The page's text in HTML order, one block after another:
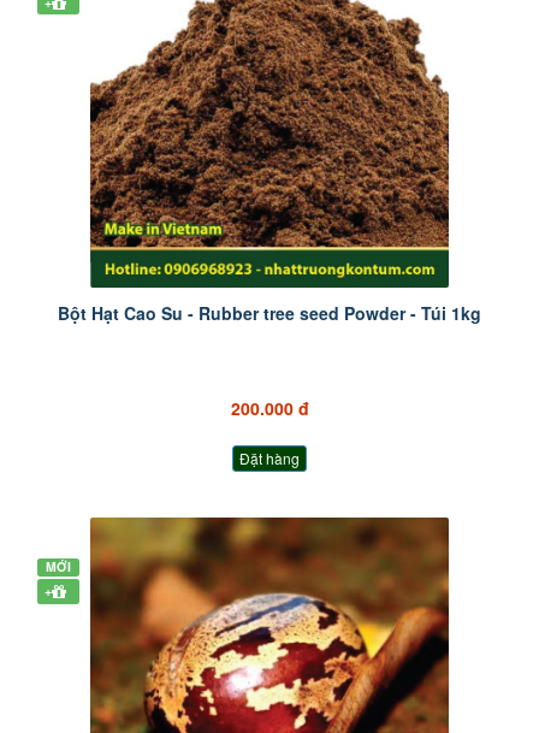
Bột Hạt Cao Su - Rubber tree seed Powder - Túi 1kg
200.000 đ
Đặt hàng
MỚI
+